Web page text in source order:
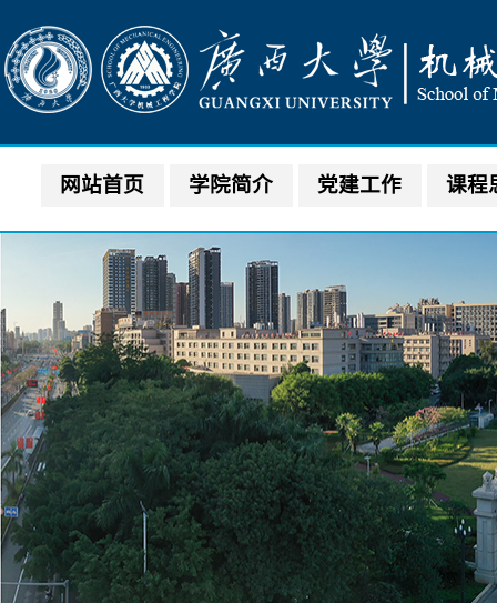
网站首页 学院简介 党建工作 课程